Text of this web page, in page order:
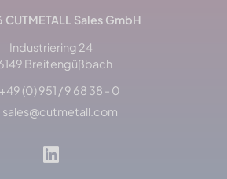
CUTMETALL Sales GmbH
Industriering 24
Breitengüßbach
+49 (0) 951 / 9 68 38 - 0
sales@cutmetall.com